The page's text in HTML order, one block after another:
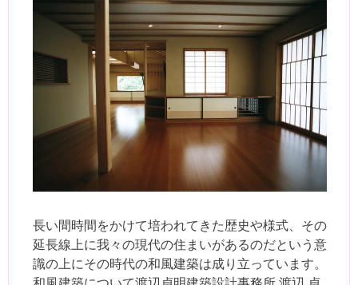
長い間時間をかけて培われてきた歴史や様式、その
延長線上に我々の現代の住まいがあるのだという意
識の上にその時代の和風建築は成り立っています。